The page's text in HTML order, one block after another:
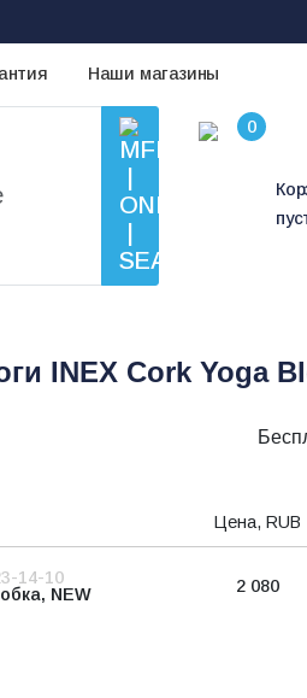
Наши магазины
INEX Cork Yoga
Цена, RUB
14-10
NEW
2 080